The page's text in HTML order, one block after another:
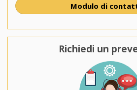
Modulo di
Richiedi un